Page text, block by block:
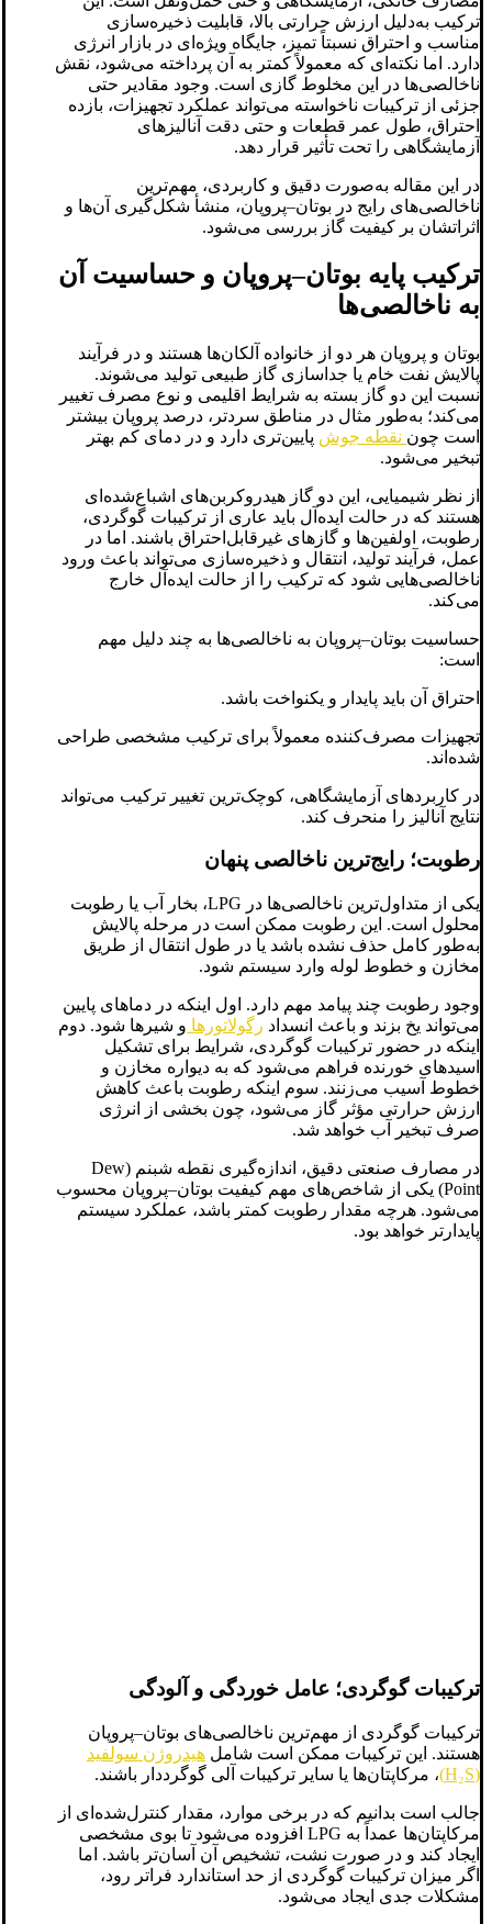
ترکیب به‌دلیل ارزش حرارتی بالا، قابلیت ذخیره‌سازی
مناسب و احتراق نسبتاً تمیز، جایگاه ویژه‌ای در بازار انرژی
دارد. اما نکته‌ای که معمولاً کمتر به آن پرداخته می‌شود، نقش
ناخالصی‌ها در این مخلوط گازی است. وجود مقادیر حتی
جزئی از ترکیبات ناخواسته می‌تواند عملکرد تجهیزات، بازده
احتراق، طول عمر قطعات و حتی دقت آنالیزهای
آزمایشگاهی را تحت تأثیر قرار دهد.
در این مقاله به‌صورت دقیق و کاربردی، مهم‌ترین
ناخالصی‌های رایج در بوتان–پروپان، منشأ شکل‌گیری آن‌ها و
اثراتشان بر کیفیت گاز بررسی می‌شود.
ترکیب پایه بوتان–پروپان و حساسیت آن
به ناخالصی‌ها
بوتان و پروپان هر دو از خانواده آلکان‌ها هستند و در فرآیند
پالایش نفت خام یا جداسازی گاز طبیعی تولید می‌شوند.
نسبت این دو گاز بسته به شرایط اقلیمی و نوع مصرف تغییر
می‌کند؛ به‌طور مثال در مناطق سردتر، درصد پروپان بیشتر
است چون نقطه جوش پایین‌تری دارد و در دمای کم بهتر
تبخیر می‌شود.
از نظر شیمیایی، این دو گاز هیدروکربن‌های اشباع‌شده‌ای
هستند که در حالت ایده‌آل باید عاری از ترکیبات گوگردی،
رطوبت، اولفین‌ها و گازهای غیرقابل‌احتراق باشند. اما در
عمل، فرآیند تولید، انتقال و ذخیره‌سازی می‌تواند باعث ورود
ناخالصی‌هایی شود که ترکیب را از حالت ایده‌آل خارج
می‌کند.
حساسیت بوتان–پروپان به ناخالصی‌ها به چند دلیل مهم
است:
احتراق آن باید پایدار و یکنواخت باشد.
تجهیزات مصرف‌کننده معمولاً برای ترکیب مشخصی طراحی
شده‌اند.
در کاربردهای آزمایشگاهی، کوچک‌ترین تغییر ترکیب می‌تواند
نتایج آنالیز را منحرف کند.
رطوبت؛ رایج‌ترین ناخالصی پنهان
یکی از متداول‌ترین ناخالصی‌ها در LPG، بخار آب یا رطوبت
محلول است. این رطوبت ممکن است در مرحله پالایش
به‌طور کامل حذف نشده باشد یا در طول انتقال از طریق
مخازن و خطوط لوله وارد سیستم شود.
وجود رطوبت چند پیامد مهم دارد. اول اینکه در دماهای پایین
می‌تواند یخ بزند و باعث انسداد رگولاتورها و شیرها شود. دوم
اینکه در حضور ترکیبات گوگردی، شرایط برای تشکیل
اسیدهای خورنده فراهم می‌شود که به دیواره مخازن و
خطوط آسیب می‌زنند. سوم اینکه رطوبت باعث کاهش
ارزش حرارتی مؤثر گاز می‌شود، چون بخشی از انرژی
صرف تبخیر آب خواهد شد.
در مصارف صنعتی دقیق، اندازه‌گیری نقطه شبنم (Dew
Point) یکی از شاخص‌های مهم کیفیت بوتان–پروپان محسوب
می‌شود. هرچه مقدار رطوبت کمتر باشد، عملکرد سیستم
پایدارتر خواهد بود.
ترکیبات گوگردی؛ عامل خوردگی و آلودگی
ترکیبات گوگردی از مهم‌ترین ناخالصی‌های بوتان–پروپان
هستند. این ترکیبات ممکن است شامل هیدروژن سولفید
(H₂S)
، مرکاپتان‌ها یا سایر ترکیبات آلی گوگرددار باشند.
جالب است بدانیم که در برخی موارد، مقدار کنترل‌شده‌ای از
مرکاپتان‌ها عمداً به LPG افزوده می‌شود تا بوی مشخصی
ایجاد کند و در صورت نشت، تشخیص آن آسان‌تر باشد. اما
اگر میزان ترکیبات گوگردی از حد استاندارد فراتر رود،
مشکلات جدی ایجاد می‌شود.